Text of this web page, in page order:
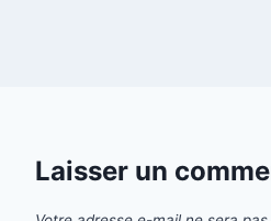
Laisser un